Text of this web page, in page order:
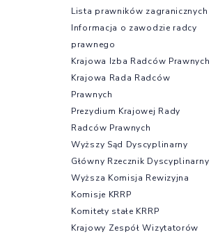
Lista prawników zagranicznych
Informacja o zawodzie radcy
prawnego
Krajowa Izba Radców Prawnych
Krajowa Rada Radców
Prawnych
Prezydium Krajowej Rady
Radców Prawnych
Wyższy Sąd Dyscyplinarny
Główny Rzecznik Dyscyplinarny
Wyższa Komisja Rewizyjna
Komisje KRRP
Komitety stałe KRRP
Krajowy Zespół Wizytatorów